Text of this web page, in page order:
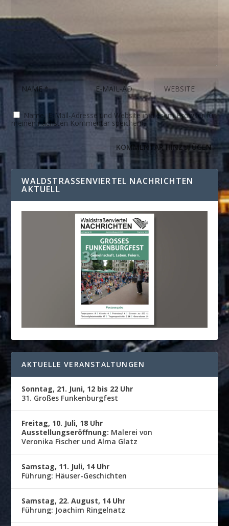
Name, E-Mail-Adresse und Website in diesem Browser für
meinen nächsten Kommentar speichern.
WALDSTRASSENVIERTEL NACHRICHTEN A
KTUELL
AKTUELLE VERANSTALTUNGEN
Sonntag, 21. Juni, 12 bis 22 Uhr
31. Großes Funkenburgfest
Freitag, 10. Juli, 18 Uhr
Ausstellungseröffnung: Malerei von
Veronika Fischer und Alma Glatz
Samstag, 11. Juli, 14 Uhr
Führung: Häuser-Geschichten
Samstag, 22. August, 14 Uhr
Führung: Joachim Ringelnatz